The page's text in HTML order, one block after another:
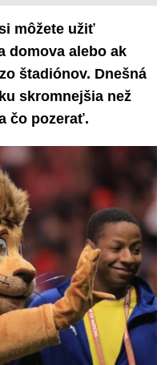
môžete užiť
domova alebo ak
štadiónov. Dnešná
skromnejšia než
čo pozerať.